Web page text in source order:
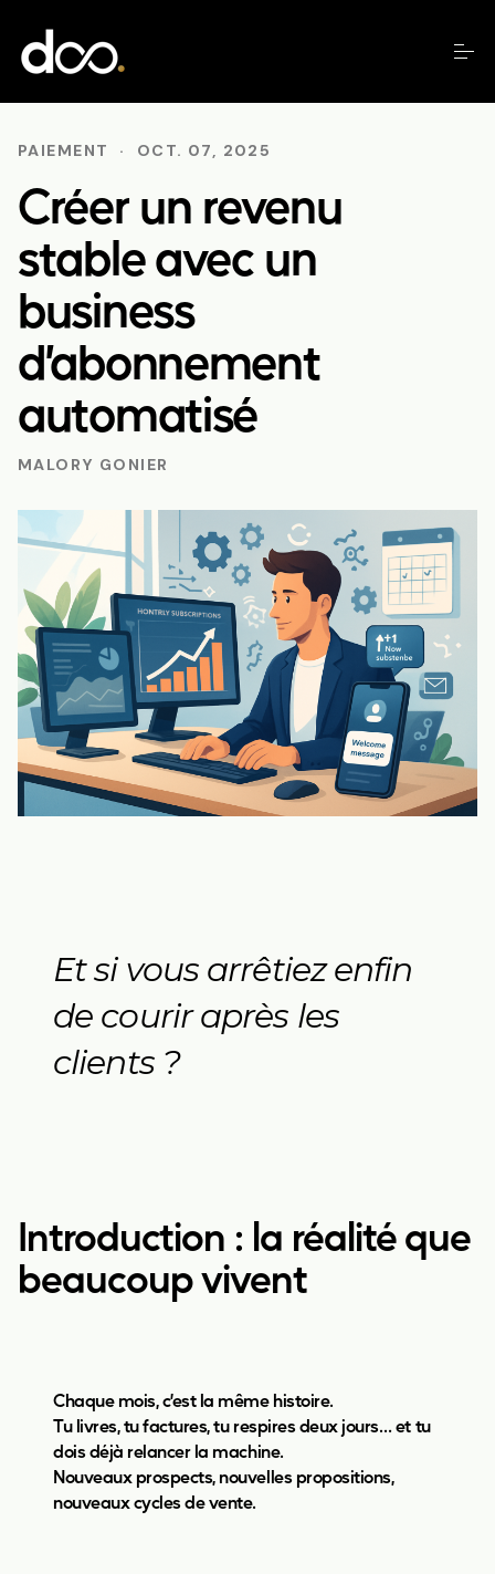
PAIEMENT · OCT. 07, 2025
Créer un revenu
stable avec un
business
d’abonnement
automatisé
MALORY GONIER
Et si vous arrêtiez enfin
de courir après les
clients ?
Introduction : la réalité que
beaucoup vivent
Chaque mois, c’est la même histoire.
Tu livres, tu factures, tu respires deux jours… et tu
dois déjà relancer la machine.
Nouveaux prospects, nouvelles propositions,
nouveaux cycles de vente.